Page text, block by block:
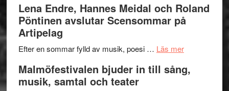
I
Delvis
genrens
terräng
Lena Endre, Hannes Meidal och Roland
Pöntinen avslutar Scensommar på
Artipelag
Efter en sommar fylld av musik, poesi … Läs merom
Endre,
Malmöfestivalen bjuder in till sång,
musik, samtal och teater